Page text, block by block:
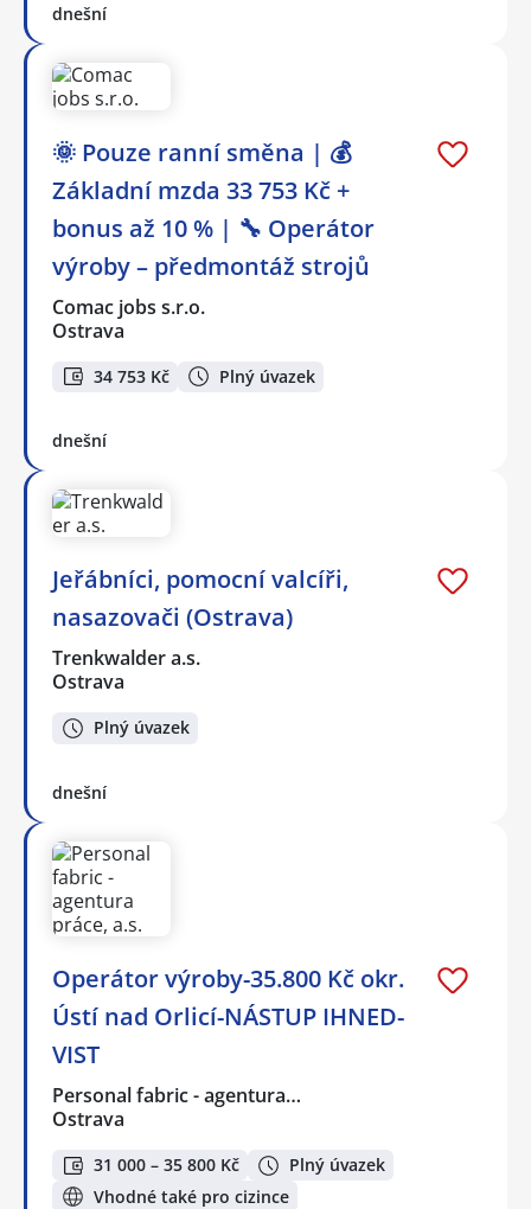
dnešní
🌞 Pouze ranní směna | 💰
Základní mzda 33 753 Kč +
bonus až 10 % | 🔧 Operátor
výroby – předmontáž strojů
Comac jobs s.r.o.
Ostrava
34 753 Kč Plný úvazek
dnešní
Jeřábníci, pomocní valcíři,
nasazovači (Ostrava)
Trenkwalder a.s.
Ostrava
Plný úvazek
dnešní
Operátor výroby-35.800 Kč okr.
Ústí nad Orlicí-NÁSTUP IHNED-
VIST
Personal fabric - agentura…
Ostrava
31 000 – 35 800 Kč
Plný úvazek
Vhodné také pro cizince